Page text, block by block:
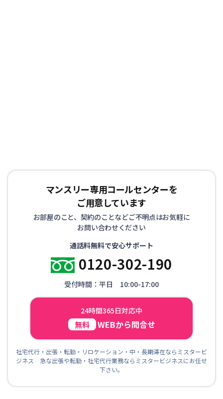
マンスリー専用コールセンターを
ご用意しています
お部屋のこと、契約のことなどご不明点はお気軽に
お問い合わせください
通話料無料で安心サポート
0120-302-190
受付時間：平日 10:00-17:00
24時間365日対応中
無料 WEBから問合せ
社宅代行・出張・転勤・リロケーション・中・長期滞在ならミスタービ
ジネス 急な出張や転勤・社宅代行業務ならミスタービジネスにお任せ
下さい。